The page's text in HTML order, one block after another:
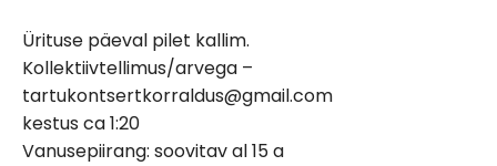
Ürituse päeval pilet kallim.
Kollektiivtellimus/arvega –
tartukontsertkorraldus@gmail.com
kestus ca 1:20
Vanusepiirang: soovitav al 15 a